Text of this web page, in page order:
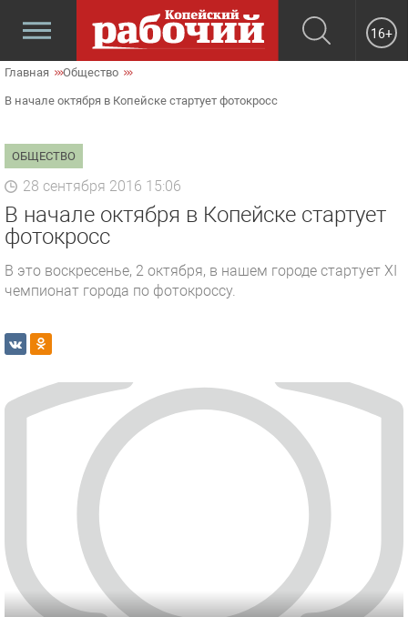
16+
Главная Общество
В начале октября в Копейске стартует фотокросс
ОБЩЕСТВО
28 сентября 2016 15:06
В начале октября в Копейске стартует
фотокросс
В это воскресенье, 2 октября, в нашем городе стартует XI
чемпионат города по фотокроссу.